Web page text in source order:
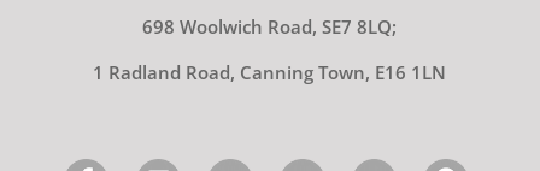
698 Woolwich Road, SE7 8LQ;
1 Radland Road, Canning Town, E16 1LN